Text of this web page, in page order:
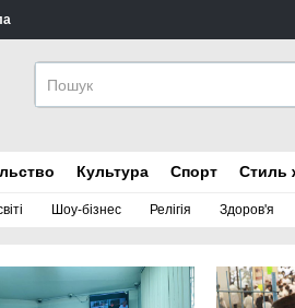
Шоу-бізнес Релігія Здоров'я
Культура Спорт Стиль